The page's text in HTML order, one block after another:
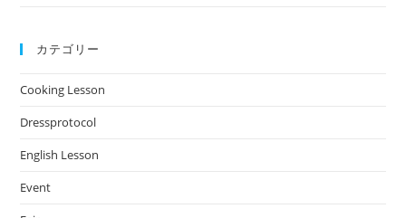
カテゴリー
Cooking Lesson
Dressprotocol
English Lesson
Event